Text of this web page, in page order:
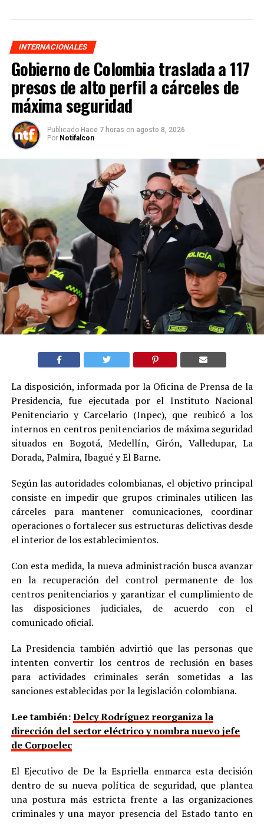
INTERNACIONALES
Gobierno de Colombia traslada a 117
presos de alto perfil a cárceles de
máxima seguridad
Publicado Hace 7 horas on agosto 8, 2026
Por Notifalcon
La disposición, informada por la Oficina de Prensa de la
Presidencia, fue ejecutada por el Instituto Nacional
Penitenciario y Carcelario (Inpec), que reubicó a los
internos en centros penitenciarios de máxima seguridad
situados en Bogotá, Medellín, Girón, Valledupar, La
Dorada, Palmira, Ibagué y El Barne.
Según las autoridades colombianas, el objetivo principal
consiste en impedir que grupos criminales utilicen las
cárceles para mantener comunicaciones, coordinar
operaciones o fortalecer sus estructuras delictivas desde
el interior de los establecimientos.
Con esta medida, la nueva administración busca avanzar
en la recuperación del control permanente de los
centros penitenciarios y garantizar el cumplimiento de
las disposiciones judiciales, de acuerdo con el
comunicado oficial.
La Presidencia también advirtió que las personas que
intenten convertir los centros de reclusión en bases
para actividades criminales serán sometidas a las
sanciones establecidas por la legislación colombiana.
Lee también:Delcy Rodríguez reorganiza la
dirección del sector eléctrico y nombra nuevo jefe
de Corpoelec
El Ejecutivo de De la Espriella enmarca esta decisión
dentro de su nueva política de seguridad, que plantea
una postura más estricta frente a las organizaciones
criminales y una mayor presencia del Estado tanto en